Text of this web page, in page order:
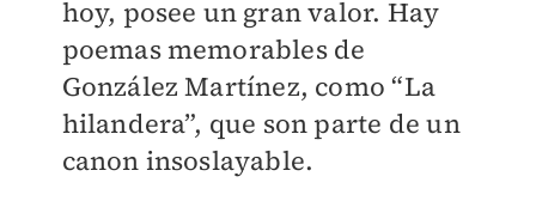
hoy, posee un gran valor. Hay
poemas memorables de
González Martínez, como “La
hilandera”, que son parte de un
canon insoslayable.